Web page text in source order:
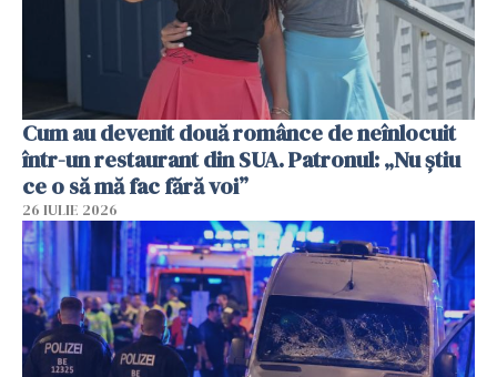
Cum au devenit două românce de neînlocuit
într-un restaurant din SUA. Patronul: „Nu știu
ce o să mă fac fără voi”
26 IULIE 2026